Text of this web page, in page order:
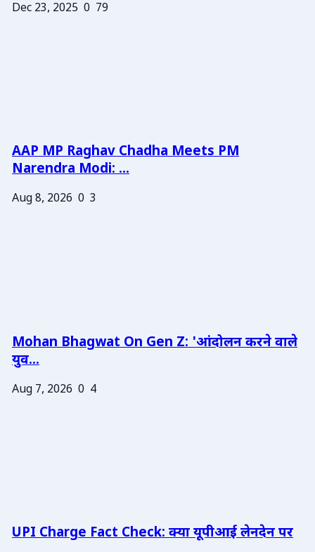
Dec 23, 2025 0 79
AAP MP Raghav Chadha Meets PM
Narendra Modi: ...
Aug 8, 2026 0 3
Mohan Bhagwat On Gen Z: 'आंदोलन करने वाले
युव...
Aug 7, 2026 0 4
UPI Charge Fact Check: क्या यूपीआई लेनदेन पर